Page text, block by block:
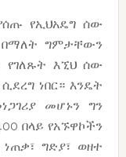
የኢህአዴግ ሰው
በማለት ግምታቸውን
የገለጹት እኚህ ሰው
ነበር። እንዴት
መሆኑን ግን
በላይ የአኙዋኮችን
ግድያ፣ ወዘተ